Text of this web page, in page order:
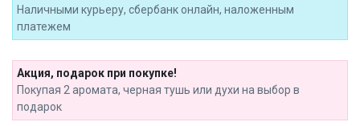
Наличными курьеру, сбербанк онлайн, наложенным
платежем
Акция, подарок при покупке!
Покупая 2 аромата, черная тушь или духи на выбор в
подарок